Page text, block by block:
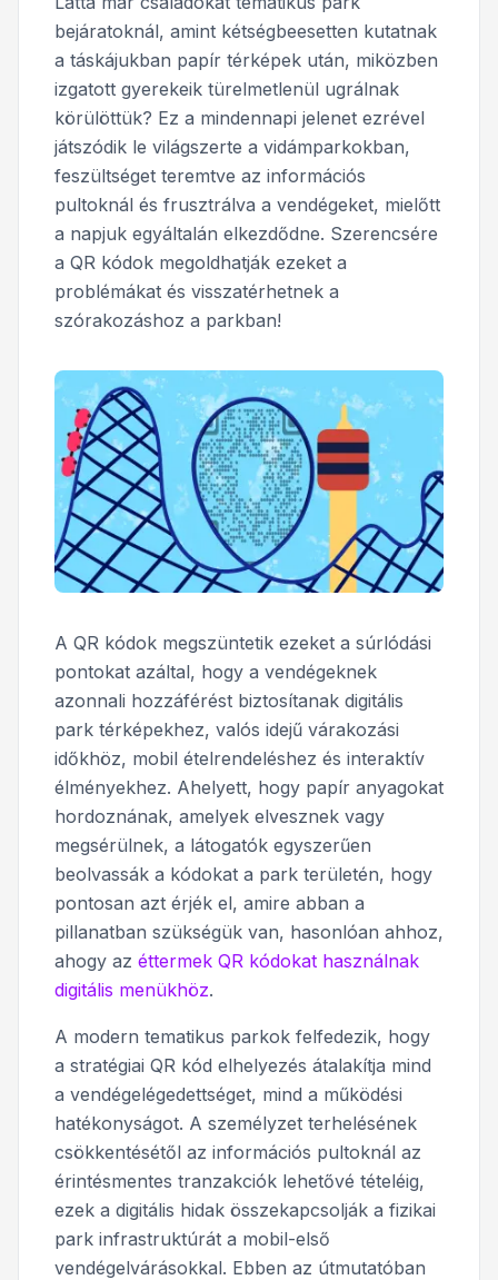
bejáratoknál, amint kétségbeesetten kutatnak
a táskájukban papír térképek után, miközben
izgatott gyerekeik türelmetlenül ugrálnak
körülöttük? Ez a mindennapi jelenet ezrével
játszódik le világszerte a vidámparkokban,
feszültséget teremtve az információs
pultoknál és frusztrálva a vendégeket, mielőtt
a napjuk egyáltalán elkezdődne. Szerencsére
a QR kódok megoldhatják ezeket a
problémákat és visszatérhetnek a
szórakozáshoz a parkban!
A QR kódok megszüntetik ezeket a súrlódási
pontokat azáltal, hogy a vendégeknek
azonnali hozzáférést biztosítanak digitális
park térképekhez, valós idejű várakozási
időkhöz, mobil ételrendeléshez és interaktív
élményekhez. Ahelyett, hogy papír anyagokat
hordoznának, amelyek elvesznek vagy
megsérülnek, a látogatók egyszerűen
beolvassák a kódokat a park területén, hogy
pontosan azt érjék el, amire abban a
pillanatban szükségük van, hasonlóan ahhoz,
ahogy az éttermek QR kódokat használnak
digitális menükhöz.
A modern tematikus parkok felfedezik, hogy
a stratégiai QR kód elhelyezés átalakítja mind
a vendégelégedettséget, mind a működési
hatékonyságot. A személyzet terhelésének
csökkentésétől az információs pultoknál az
érintésmentes tranzakciók lehetővé tételéig,
ezek a digitális hidak összekapcsolják a fizikai
park infrastruktúrát a mobil-első
vendégelvárásokkal. Ebben az útmutatóban